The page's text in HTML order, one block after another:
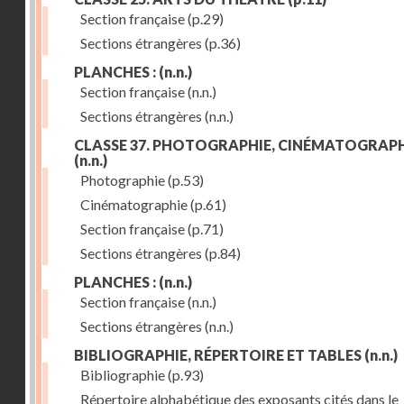
Section française(p.29)
Sections étrangères (p.36)
PLANCHES : (n.n.)
Section française(n.n.)
Sections étrangères (n.n.)
CLASSE 37. PHOTOGRAPHIE,
(n.n.)
Photographie(p.53)
Cinématographie(p.61)
Section française(p.71)
Sections étrangères (p.84)
PLANCHES : (n.n.)
Section française(n.n.)
Sections étrangères (n.n.)
BIBLIOGRAPHIE, RÉPERTOIRE ET TABLES (n.n.)
Bibliographie(p.93)
Répertoire alphabétique des exposants cités dans le